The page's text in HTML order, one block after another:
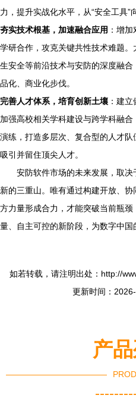
力，提升实战化水平，从“安全工具”
夯实技术根基，加速融合应用 ：增
学研合作，攻克关键共性技术难题
生安全等前沿技术与安防的深度融
品化、商业化步伐。
完善人才体系，培育创新土壤 ：建
加强高校相关学科建设与跨学科融
演练，打造多层次、复合型的人才队
吸引并留住顶尖人才。
安防软件市场的未来发展，取
新的三重山。唯有通过构建开放、协
方力量形成合力，才能突破当前瓶
量、自主可控的新阶段，为数字中国
如若转载，请注明出处：http://
更新时间：
产